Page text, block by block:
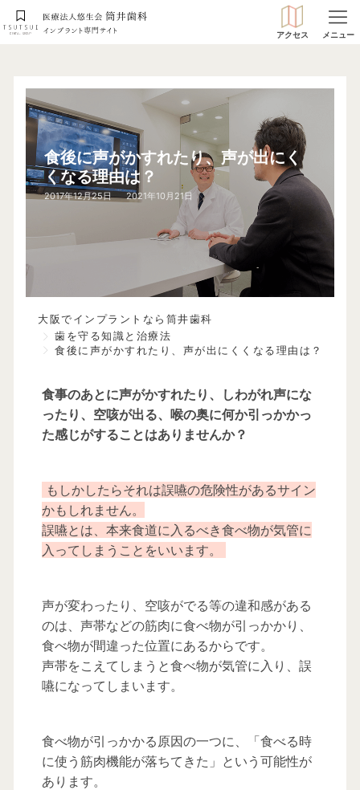
アクセス メニュー
食後に声がかすれたり、声が出にく
くなる理由は？
2017年12月25日 2021年10月21日
大阪でインプラントなら筒井歯科
歯を守る知識と治療法
食後に声がかすれたり、声が出にくくなる理由は？
食事のあとに声がかすれたり、しわがれ声にな
ったり、空咳が出る、喉の奥に何か引っかかっ
た感じがすることはありませんか？
もしかしたらそれは誤嚥の危険性があるサイン
かもしれません。
誤嚥とは、本来食道に入るべき食べ物が気管に
入ってしまうことをいいます。
声が変わったり、空咳がでる等の違和感がある
のは、声帯などの筋肉に食べ物が引っかかり、
食べ物が間違った位置にあるからです。
声帯をこえてしまうと食べ物が気管に入り、誤
嚥になってしまいます。
食べ物が引っかかる原因の一つに、「食べる時
に使う筋肉機能が落ちてきた」という可能性が
あります。